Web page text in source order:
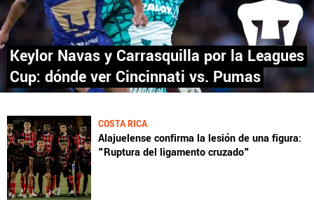
Keylor Navas y Carrasquilla por la Leagues
Cup: dónde ver Cincinnati vs. Pumas
COSTA RICA
Alajuelense confirma la lesión de una figura:
"Ruptura del ligamento cruzado"